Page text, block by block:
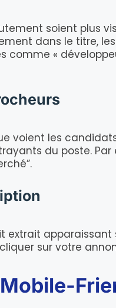
soient plus
dans le titre,
comme «
voient les
du poste. Par
apparaissant
sur votre